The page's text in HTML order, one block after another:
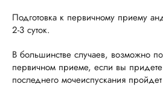
Подготовка к первичному приему
2-3 суток.
В большинстве случаев, возможно
первичном приеме, если вы
последнего мочеиспускания